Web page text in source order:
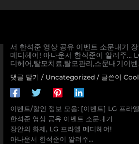
로
서 한석준 영상 공유 이벤트 소문내기
메디헤어! 아나운서 한석준이 알려주…
디헤어,탈모치료,탈모관리,소문내기이
댓글 달기 / Uncategorized / 글쓴이
이벤트/할인 정보 모음: [이벤트] LG 프라
한석준 영상 공유 이벤트 소문내기
장안의 화제, LG 프라엘 메디헤어!
아나운서 한석준이 알려주…